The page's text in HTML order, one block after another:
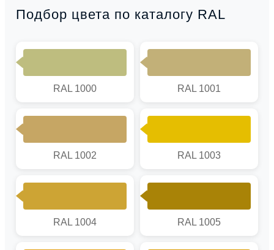
Подбор цвета по каталогу RAL
RAL 1000 RAL 1001
RAL 1002 RAL 1003
RAL 1004 RAL 1005